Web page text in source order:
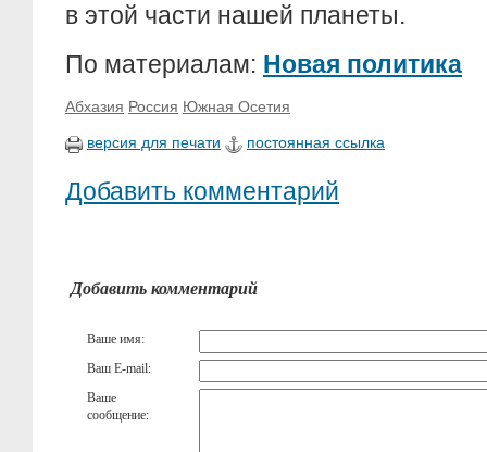
в этой части нашей планеты.
По материалам: Новая политика
Абхазия Россия Южная Осетия
версия для печати постоянная ссылка
Добавить комментарий
Добавить комментарий
Ваше имя:
Ваш E-mail:
Ваше
сообщение: